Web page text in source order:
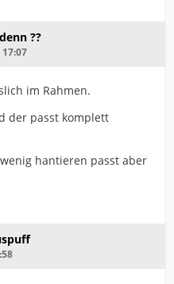
??
im Rahmen.
der passt komplett
hantieren passt aber